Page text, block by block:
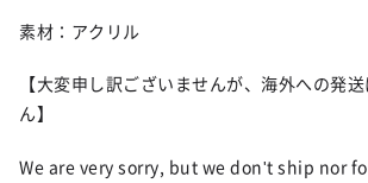
素材：アクリル
【大変申し訳ございませんが、海外への発
ん】
We are very sorry, but we don't ship nor